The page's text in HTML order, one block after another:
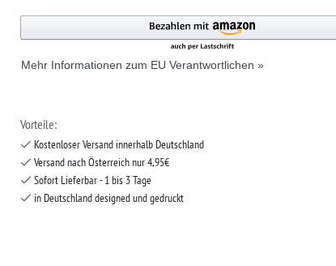
Mehr Informationen zum EU Verantwortlichen »
Vorteile:
Kostenloser Versand innerhalb Deutschland
Versand nach Österreich nur 4,95€
Sofort Lieferbar - 1 bis 3 Tage
in Deutschland designed und gedruckt